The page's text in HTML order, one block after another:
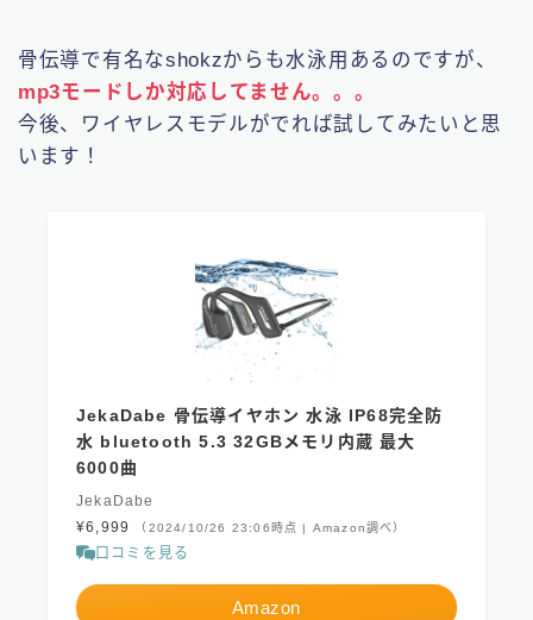
骨伝導で有名なshokzからも水泳用あるのですが、
mp3モードしか対応してません。。。
今後、ワイヤレスモデルがでれば試してみたいと思
います！
JekaDabe 骨伝導イヤホン 水泳 IP68完全防
水 bluetooth 5.3 32GBメモリ内蔵 最大
6000曲
JekaDabe
¥6,999
（2024/10/26 23:06時点 | Amazon調べ）
口コミを見る
Amazon